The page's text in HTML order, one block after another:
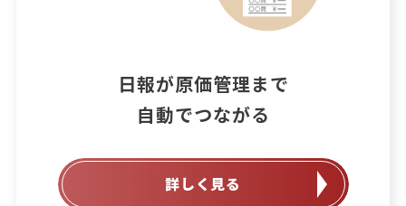
日報が原価管理まで
自動でつながる
詳しく見る